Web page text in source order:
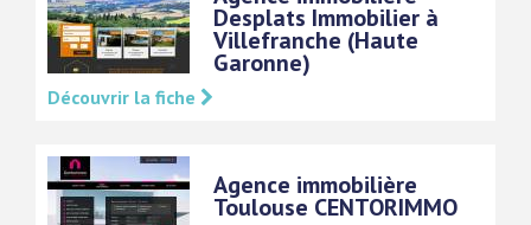
Desplats Immobilier à
Villefranche (Haute
Garonne)
Découvrir la fiche
Agence immobilière
Toulouse CENTORIMMO